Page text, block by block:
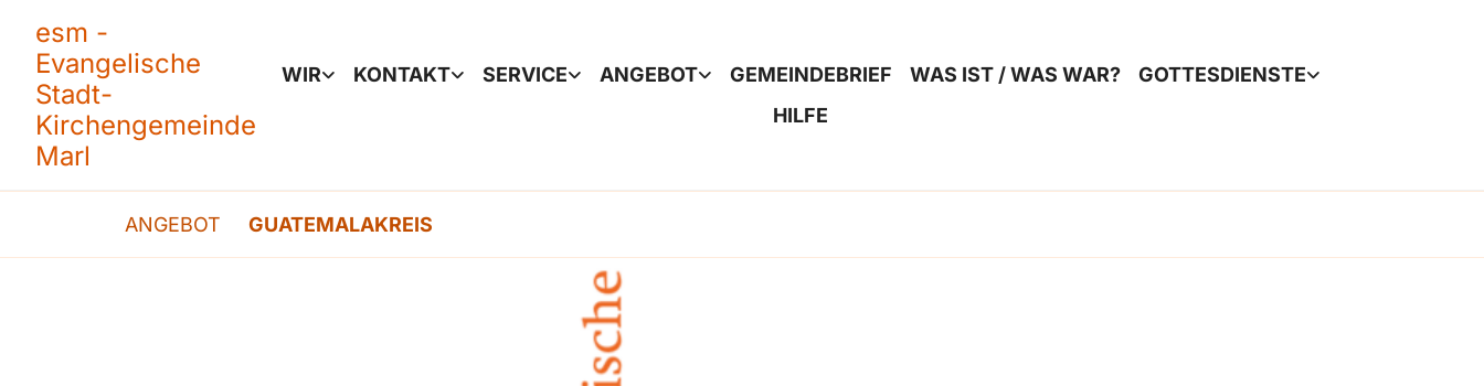
esm -
Evangelische
Stadt-
Kirchengemeinde
Marl
WIR KONTAKT SERVICE ANGEBOT GEMEINDEBRIEF WAS IST / WAS WAR?
GOTTESDIENSTE
HILFE
ANGEBOT GUATEMALAKREIS